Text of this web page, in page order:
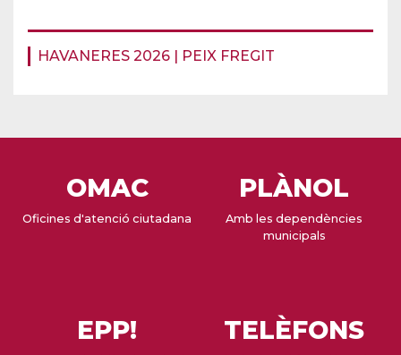
HAVANERES 2026 | PEIX FREGIT
OMAC
Oficines d'atenció ciutadana
PLÀNOL
Amb les dependències
municipals
EPP! TELÈFONS